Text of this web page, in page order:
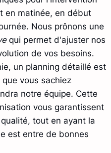
en matinée, en début
Nous prônons une
qui permet d'ajuster nos
de vos besoins.
un planning détaillé est
vous sachiez
notre équipe. Cette
vous garantissent
tout en ayant la
est entre de bonnes